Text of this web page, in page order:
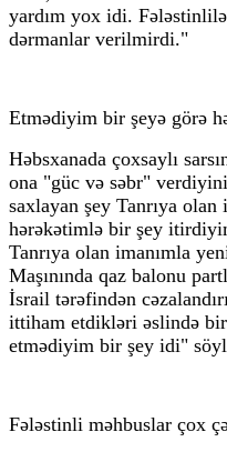
yardım yox idi.
dərmanlar verilmirdi."
Etmədiyim bir şeyə görə
Həbsxanada çoxsaylı
ona "güc və səbr"
saxlayan şey Tanrıya
hərəkətimlə bir şey
Tanrıya olan imanımla
Maşınında qaz balonu
İsrail tərəfindən
ittiham etdikləri əslində
etmədiyim bir şey idi"
Fələstinli məhbuslar çox